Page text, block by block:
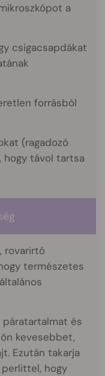
a
csigacsapdákat
forrásból
(ragadozó
hogy távol tartsa
rovarirtó
természetes
páratartalmat és
kevesebbet,
Ezután takarja
hogy